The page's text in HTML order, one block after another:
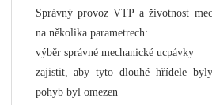
Správný provoz VTP a životnost
na několika parametrech:
výběr správné mechanické ucpávky
zajistit, aby tyto dlouhé hřídele
pohyb byl omezen